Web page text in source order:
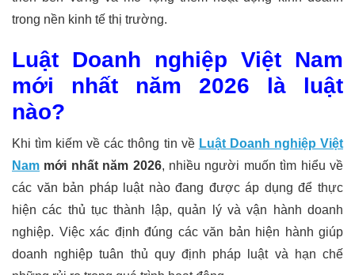
trong nền kinh tế thị trường.
Luật Doanh nghiệp Việt Nam
mới nhất năm 2026 là luật
nào?
Khi tìm kiếm về các thông tin về Luật Doanh nghiệp Việt
Nam mới nhất năm 2026, nhiều người muốn tìm hiểu về
các văn bản pháp luật nào đang được áp dụng để thực
hiện các thủ tục thành lập, quản lý và vận hành doanh
nghiệp. Việc xác định đúng các văn bản hiện hành giúp
doanh nghiệp tuân thủ quy định pháp luật và hạn chế